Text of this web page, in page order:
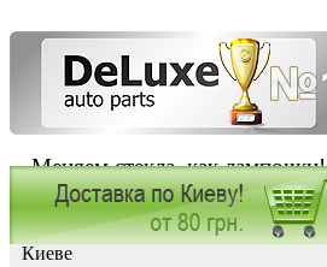
Меняем стекла, как лампочки!
Заказать установку автостекла в
Киеве